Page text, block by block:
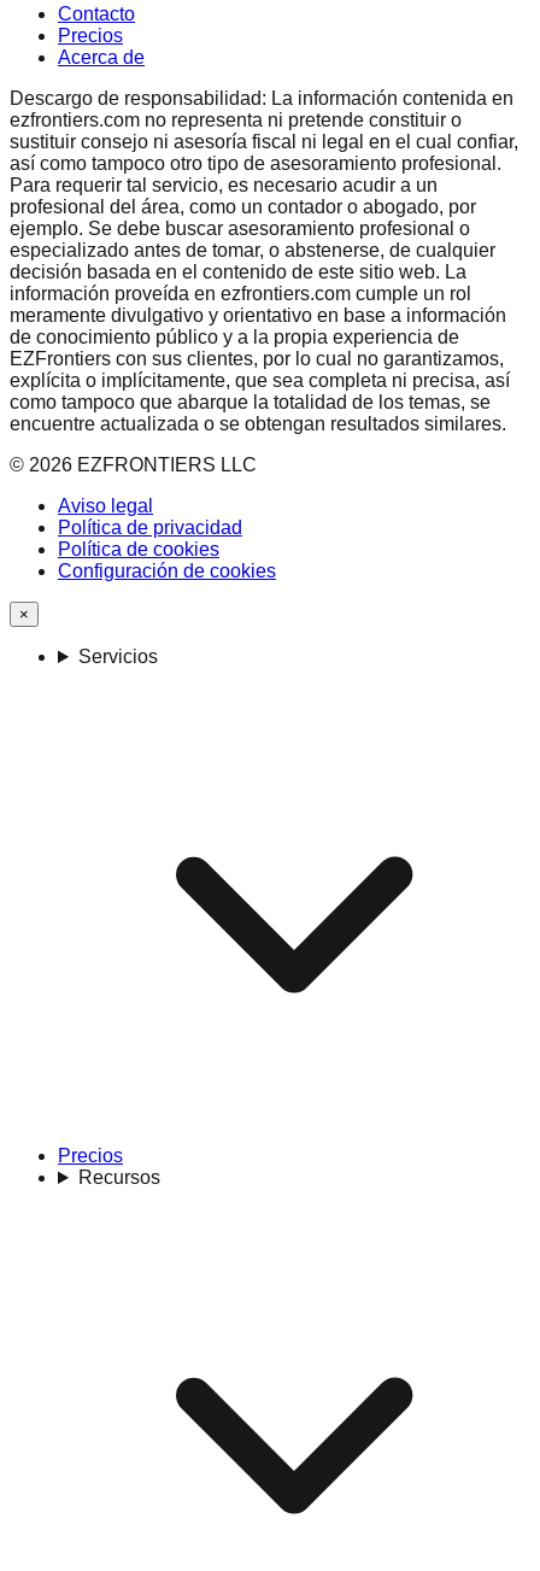
Contacto
Precios
Acerca de
Descargo de responsabilidad: La información contenida en
ezfrontiers.com no representa ni pretende constituir o
sustituir consejo ni asesoría fiscal ni legal en el cual confiar,
así como tampoco otro tipo de asesoramiento profesional.
Para requerir tal servicio, es necesario acudir a un
profesional del área, como un contador o abogado, por
ejemplo. Se debe buscar asesoramiento profesional o
especializado antes de tomar, o abstenerse, de cualquier
decisión basada en el contenido de este sitio web. La
información proveída en ezfrontiers.com cumple un rol
meramente divulgativo y orientativo en base a información
de conocimiento público y a la propia experiencia de
EZFrontiers con sus clientes, por lo cual no garantizamos,
explícita o implícitamente, que sea completa ni precisa, así
como tampoco que abarque la totalidad de los temas, se
encuentre actualizada o se obtengan resultados similares.
© 2026 EZFRONTIERS LLC
Aviso legal
Política de privacidad
Política de cookies
Configuración de cookies
×
Servicios
Precios
Recursos